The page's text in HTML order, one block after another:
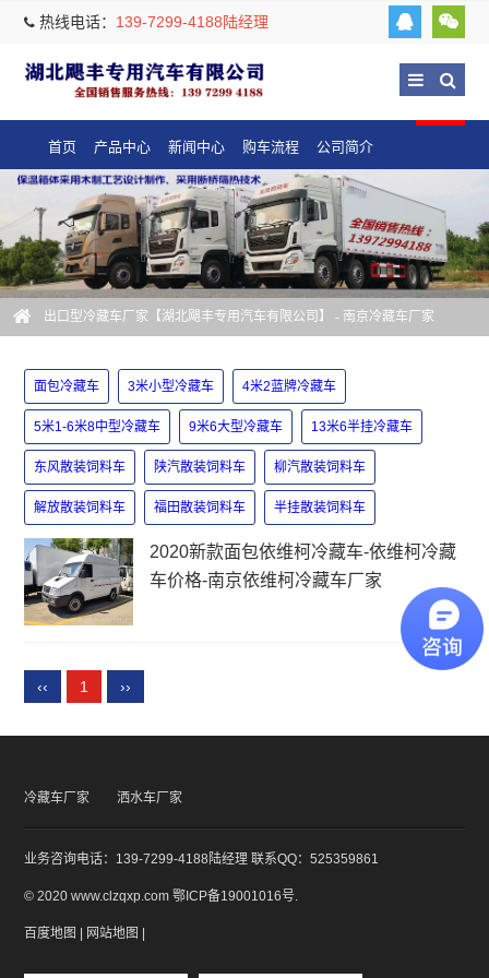
热线电话： 139-7299-4188陆经理
首页 产品中心 新闻中心 购车流程 公司简介
出口型冷藏车厂家【湖北飓丰专用汽车有限公司】 - 南京冷藏车厂家
面包冷藏车 3米小型冷藏车 4米2蓝牌冷藏车
5米1-6米8中型冷藏车 9米6大型冷藏车 13米6半挂冷藏车
东风散装饲料车 陕汽散装饲料车 柳汽散装饲料车
解放散装饲料车 福田散装饲料车 半挂散装饲料车
2020新款面包依维柯冷藏车-依维柯冷藏
车价格-南京依维柯冷藏车厂家
‹‹ 1 ››
冷藏车厂家 洒水车厂家
业务咨询电话：139-7299-4188陆经理 联系QQ：525359861
© 2020 www.clzqxp.com鄂ICP备19001016号.
百度地图 网站地图